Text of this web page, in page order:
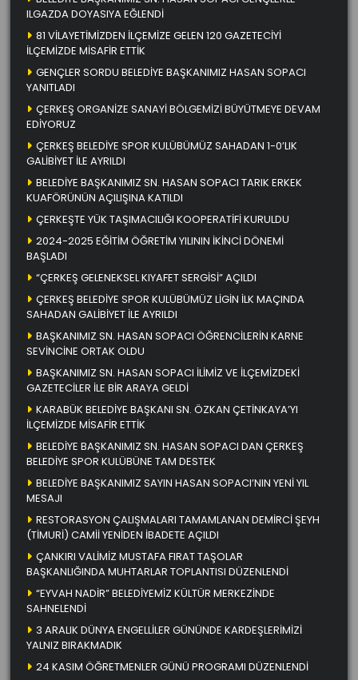
ILGAZDA DOYASIYA EĞLENDİ
81 VİLAYETİMİZDEN İLÇEMİZE GELEN 120 GAZETECİYİ
İLÇEMİZDE MİSAFİR ETTİK
GENÇLER SORDU BELEDİYE BAŞKANIMIZ HASAN SOPACI
YANITLADI
ÇERKEŞ ORGANİZE SANAYİ BÖLGEMİZİ BÜYÜTMEYE DEVAM
EDİYORUZ
ÇERKEŞ BELEDİYE SPOR KULÜBÜMÜZ SAHADAN 1-0’LIK
GALİBİYET İLE AYRILDI
BELEDİYE BAŞKANIMIZ SN. HASAN SOPACI TARIK ERKEK
KUAFÖRÜNÜN AÇILIŞINA KATILDI
ÇERKEŞTE YÜK TAŞIMACILIĞI KOOPERATİFİ KURULDU
2024-2025 EĞİTİM ÖĞRETİM YILININ İKİNCİ DÖNEMİ
BAŞLADI
“ÇERKEŞ GELENEKSEL KIYAFET SERGİSİ” AÇILDI
ÇERKEŞ BELEDİYE SPOR KULÜBÜMÜZ LİGİN İLK MAÇINDA
SAHADAN GALİBİYET İLE AYRILDI
BAŞKANIMIZ SN. HASAN SOPACI ÖĞRENCİLERİN KARNE
SEVİNCİNE ORTAK OLDU
BAŞKANIMIZ SN. HASAN SOPACI İLİMİZ VE İLÇEMİZDEKİ
GAZETECİLER İLE BİR ARAYA GELDİ
KARABÜK BELEDİYE BAŞKANI SN. ÖZKAN ÇETİNKAYA’YI
İLÇEMİZDE MİSAFİR ETTİK
BELEDİYE BAŞKANIMIZ SN. HASAN SOPACI DAN ÇERKEŞ
BELEDİYE SPOR KULÜBÜNE TAM DESTEK
BELEDİYE BAŞKANIMIZ SAYIN HASAN SOPACI’NIN YENİ YIL
MESAJI
RESTORASYON ÇALIŞMALARI TAMAMLANAN DEMİRCİ ŞEYH
(TİMURİ) CAMİİ YENİDEN İBADETE AÇILDI
ÇANKIRI VALİMİZ MUSTAFA FIRAT TAŞOLAR
BAŞKANLIĞINDA MUHTARLAR TOPLANTISI DÜZENLENDİ
“EYVAH NADİR” BELEDİYEMİZ KÜLTÜR MERKEZİNDE
SAHNELENDİ
3 ARALIK DÜNYA ENGELLİLER GÜNÜNDE KARDEŞLERİMİZİ
YALNIZ BIRAKMADIK
24 KASIM ÖĞRETMENLER GÜNÜ PROGRAMI DÜZENLENDİ